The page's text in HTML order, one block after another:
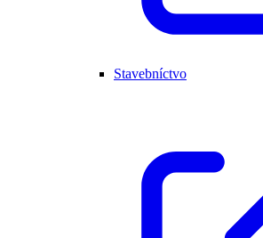
Stavebníctvo